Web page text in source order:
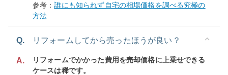
参考：誰にも知られず自宅の相場価格を調べる究極の
方法
Q. リフォームしてから売ったほうが良い？
A.
リフォームでかかった費用を売却価格に上乗せできる
ケースは稀です。